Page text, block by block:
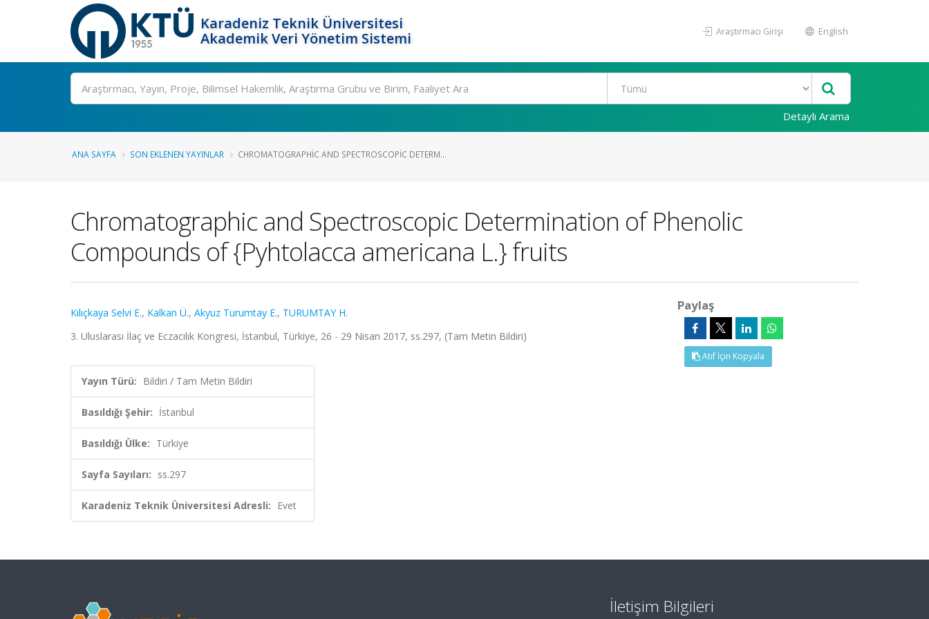
Karadeniz Teknik Üniversitesi
Akademik Veri Yönetim Sistemi
Araştırmacı Girişi English
Ara
Detaylı Arama
ANA SAYFA SON EKLENEN YAYINLAR CHROMATOGRAPHIC AND SPECTROSCOPIC DETERM...
Chromatographic and Spectroscopic Determination of Phenolic
Compounds of {Pyhtolacca americana L.} fruits
Kılıçkaya Selvi E., Kalkan Ü., Akyuz Turumtay E., TURUMTAY H.
3. Uluslarası İlaç ve Eczacılık Kongresi, İstanbul, Türkiye, 26 - 29 Nisan 2017, ss.297, (Tam Metin Bildiri)
Yayın Türü: Bildiri / Tam Metin Bildiri
Basıldığı Şehir: İstanbul
Basıldığı Ülke: Türkiye
Sayfa Sayıları: ss.297
Karadeniz Teknik Üniversitesi Adresli: Evet
Paylaş
Atıf İçin Kopyala
İletişim Bilgileri